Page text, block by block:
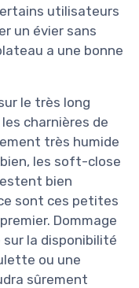
utilisateurs
un évier sans
a une bonne
le très long
charnières de
très humide
les soft-close
bien
sont ces petites
Dommage
sur la disponibilité
ou une
sûrement